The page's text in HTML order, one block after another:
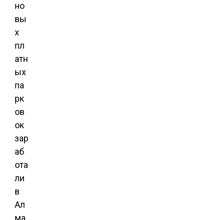
но
вы
х
пл
атн
ых
па
рк
ов
ок
зар
аб
ота
ли
в
Ал
ма